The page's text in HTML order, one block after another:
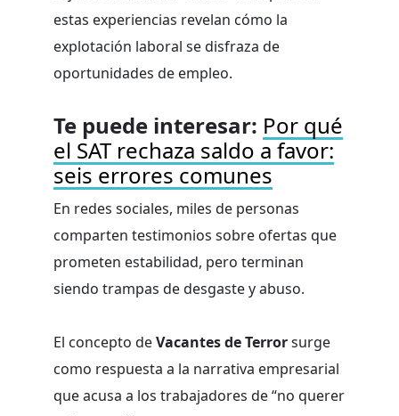
estas experiencias revelan cómo la
explotación laboral se disfraza de
oportunidades de empleo.
Te puede interesar: Por qué
el SAT rechaza saldo a favor:
seis errores comunes
En redes sociales, miles de personas
comparten testimonios sobre ofertas que
prometen estabilidad, pero terminan
siendo trampas de desgaste y abuso.
El concepto deVacantes de Terrorsurge
como respuesta a la narrativa empresarial
que acusa a los trabajadores de “no querer